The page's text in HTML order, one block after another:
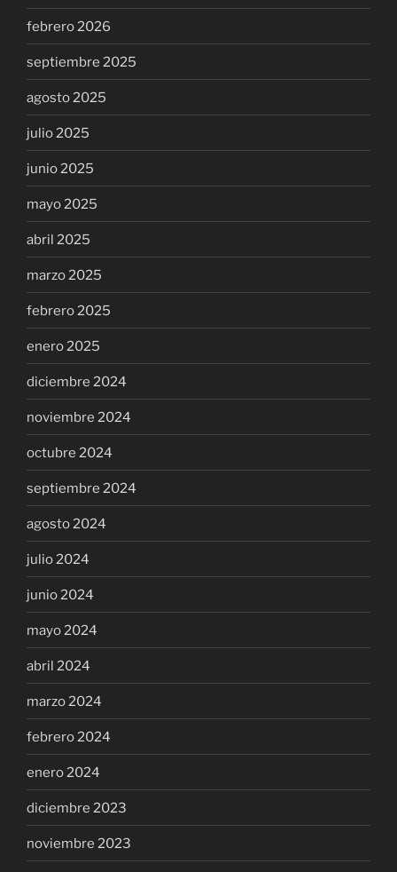
febrero 2026
septiembre 2025
agosto 2025
julio 2025
junio 2025
mayo 2025
abril 2025
marzo 2025
febrero 2025
enero 2025
diciembre 2024
noviembre 2024
octubre 2024
septiembre 2024
agosto 2024
julio 2024
junio 2024
mayo 2024
abril 2024
marzo 2024
febrero 2024
enero 2024
diciembre 2023
noviembre 2023